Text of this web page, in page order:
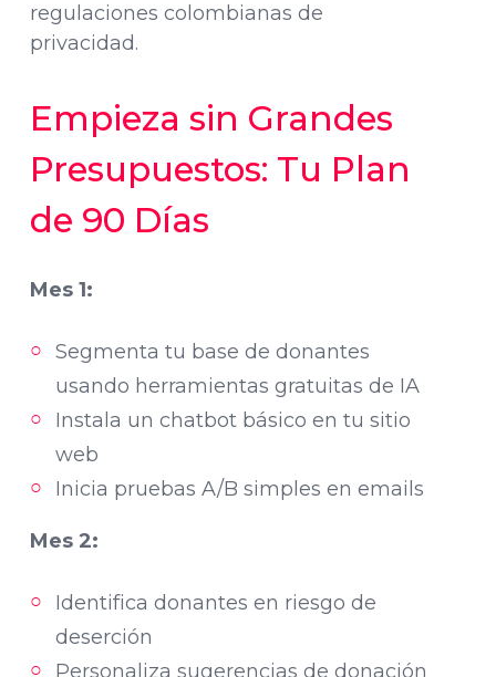
regulaciones colombianas de
privacidad.
Empieza sin Grandes
Presupuestos: Tu Plan
de 90 Días
Mes 1:
Segmenta tu base de donantes
usando herramientas gratuitas de IA
Instala un chatbot básico en tu sitio
web
Inicia pruebas A/B simples en emails
Mes 2:
Identifica donantes en riesgo de
deserción
Personaliza sugerencias de donación